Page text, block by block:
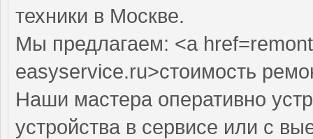
техники в Москве.
Мы предлагаем: <a
easyservice.ru>стоимость
Наши мастера оперативно
устройства в сервисе или с